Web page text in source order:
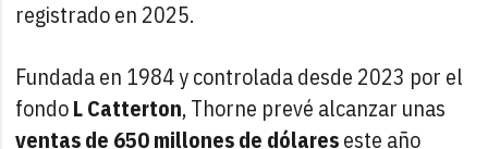
registrado en 2025.
Fundada en 1984 y controlada desde 2023 por el
fondoL Catterton, Thorne prevé alcanzar unas
ventas de 650 millones de dólareseste año